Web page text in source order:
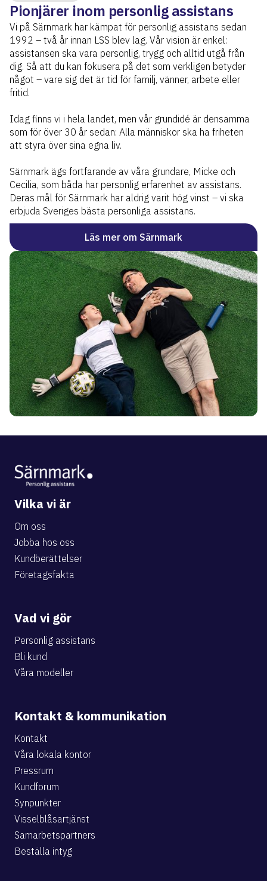
Pionjärer inom personlig assistans
Vi på Särnmark har kämpat för personlig assistans sedan
1992 – två år innan LSS blev lag. Vår vision är enkel:
assistansen ska vara personlig, trygg och alltid utgå från
dig. Så att du kan fokusera på det som verkligen betyder
något – vare sig det är tid för familj, vänner, arbete eller
fritid.
Idag finns vi i hela landet, men vår grundidé är densamma
som för över 30 år sedan: Alla människor ska ha friheten
att styra över sina egna liv.
Särnmark ägs fortfarande av våra grundare, Micke och
Cecilia, som båda har personlig erfarenhet av assistans.
Deras mål för Särnmark har aldrig varit hög vinst – vi ska
erbjuda Sveriges bästa personliga assistans.
Läs mer om Särnmark
Vilka vi är
Om oss
Jobba hos oss
Kundberättelser
Företagsfakta
Vad vi gör
Personlig assistans
Bli kund
Våra modeller
Kontakt & kommunikation
Kontakt
Våra lokala kontor
Pressrum
Kundforum
Synpunkter
Visselblåsartjänst
Samarbetspartners
Beställa intyg